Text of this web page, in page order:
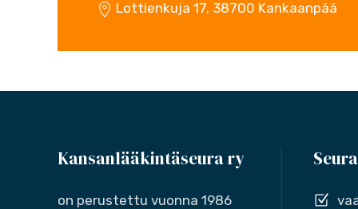
Lottienkuja 17, 38700 Kankaanpää
Kansanlääkintäseura ry
on perustettu vuonna 1986